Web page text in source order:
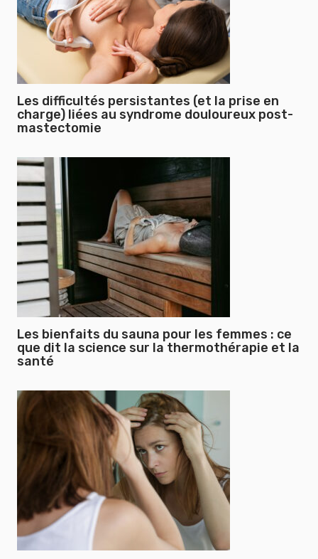
Les difficultés persistantes (et la prise en
charge) liées au syndrome douloureux post-
mastectomie
Les bienfaits du sauna pour les femmes : ce
que dit la science sur la thermothérapie et la
santé